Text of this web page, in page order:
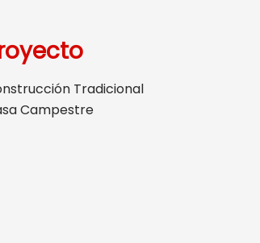
Tradicional
Campestre